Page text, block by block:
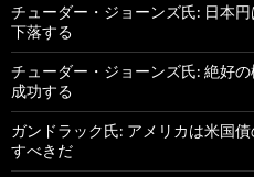
チューダー・ジョーンズ氏: 日本
下落する
チューダー・ジョーンズ氏: 絶好
成功する
ガンドラック氏: アメリカは米国
すべきだ